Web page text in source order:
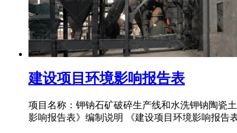
建设项目环境影响报告表
项目名称：钾钠石矿破碎生产线和水洗钾钠陶瓷
影响报告表》编制说明 《建设项目环境影响报告